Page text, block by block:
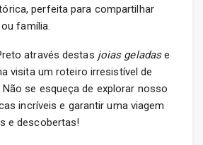
perfeita para compartilhar
família.
através destas joias geladase
visita um roteiro irresistível de
se esqueça de explorar nosso
incríveis e garantir uma viagem
e descobertas!